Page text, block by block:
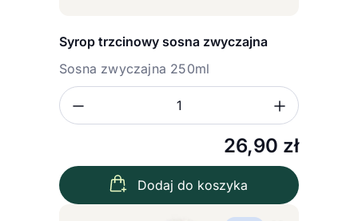
Syrop trzcinowy sosna zwyczajna
Sosna zwyczajna 250ml
26,90 zł
Zmniejsz ilość
Dodaj do koszyka